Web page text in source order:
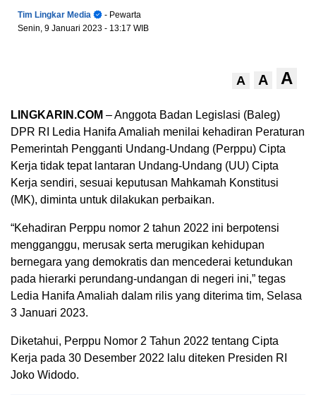
Tim Lingkar Media
- Pewarta
Senin, 9 Januari 2023 - 13:17 WIB
A A A
LINGKARIN.COM – Anggota Badan Legislasi (Baleg)
DPR RI Ledia Hanifa Amaliah menilai kehadiran Peraturan
Pemerintah Pengganti Undang-Undang (Perppu) Cipta
Kerja tidak tepat lantaran Undang-Undang (UU) Cipta
Kerja sendiri, sesuai keputusan Mahkamah Konstitusi
(MK), diminta untuk dilakukan perbaikan.
“Kehadiran Perppu nomor 2 tahun 2022 ini berpotensi
mengganggu, merusak serta merugikan kehidupan
bernegara yang demokratis dan mencederai ketundukan
pada hierarki perundang-undangan di negeri ini,” tegas
Ledia Hanifa Amaliah dalam rilis yang diterima tim, Selasa
3 Januari 2023.
Diketahui, Perppu Nomor 2 Tahun 2022 tentang Cipta
Kerja pada 30 Desember 2022 lalu diteken Presiden RI
Joko Widodo.